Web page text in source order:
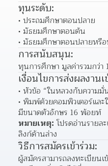
ทุนระดับ:
ประถมศึกษาตอนปลาย
มัธยมศึกษาตอนต้น
มัธยมศึกษาตอนปลายหรือ
การสนับสนุน:
ทุนการศึกษา มูลค่ารวมกว่
เงื่อนไขการส่งผลงาน
หัวข้อ “ในหลวงกับความมั่
พิมพ์ด้วยคอมพิวเตอร์แล
มีขนาดตัวอักษร 16 พ้อยท์
หมายเหตุ: โปรดอ่านรายล
ลิงก์ด้านล่าง
วิธีการสมัครเข้าร่วม:
ผู้สมัครสามารถลงทะเบียนเ